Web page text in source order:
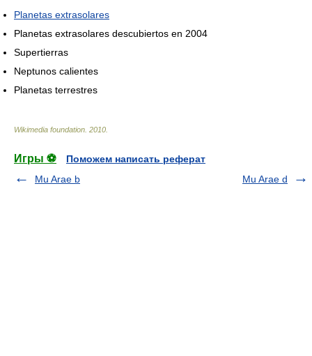
Planetas extrasolares
Planetas extrasolares descubiertos en 2004
Supertierras
Neptunos calientes
Planetas terrestres
Wikimedia foundation 2010
Игры ⚽
Поможем написать реферат
Mu Arae b
Mu Arae d